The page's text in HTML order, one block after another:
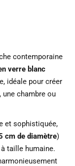
contemporaine
verre blanc
idéale pour créer
une chambre ou
et sophistiquée,
cm de diamètre)
taille humaine.